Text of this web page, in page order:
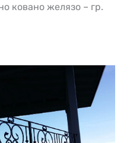
ковано желязо – гр.